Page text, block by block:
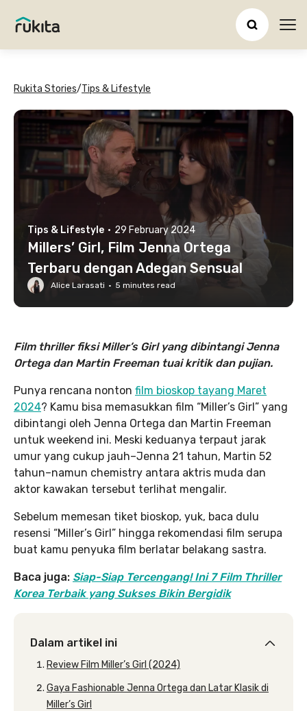
Rukita Stories/Tips & Lifestyle
Tips & Lifestyle · 29 February 2024
Millers’ Girl, Film Jenna Ortega
Terbaru dengan Adegan Sensual
Alice Larasati · 5 minutes read
Film thriller fiksiMiller’s Girl yang dibintangi Jenna
Ortega dan Martin Freeman tuai kritik dan pujian.
Punya rencana nonton film bioskop tayang Maret
2024? Kamu bisa memasukkan film “Miller’s Girl” yang
dibintangi oleh Jenna Ortega dan Martin Freeman
untuk weekend ini. Meski keduanya terpaut jarak
umur yang cukup jauh–Jenna 21 tahun, Martin 52
tahun–namun chemistry antara aktris muda dan
aktor kawakan tersebut terlihat mengalir.
Sebelum memesan tiket bioskop, yuk, baca dulu
resensi “Miller’s Girl” hingga rekomendasi film serupa
buat kamu penyuka film berlatar belakang sastra.
Baca juga: Siap-Siap Tercengang! Ini 7 Film Thriller
Korea Terbaik yang Sukses Bikin Bergidik
Dalam artikel ini
Review Film Miller’s Girl (2024)
Gaya Fashionable Jenna Ortega dan Latar Klasik di
Miller’s Girl